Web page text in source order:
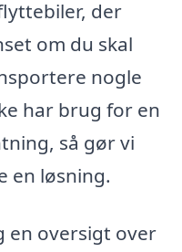
der
om du skal
nogle
har brug for en
så gør vi
en løsning.
en oversigt over